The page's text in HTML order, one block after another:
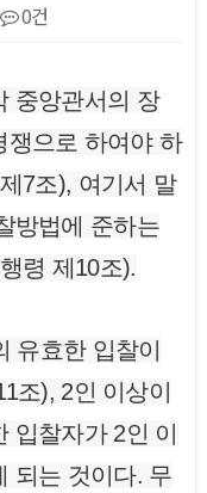
0건
중앙관서의 장
쟁으로 하여야 하
7조), 여기서 말
방법에 준하는
령 제10조).
유효한 입찰이
조), 2인 이상이
입찰자가 2인 이
되는 것이다. 무